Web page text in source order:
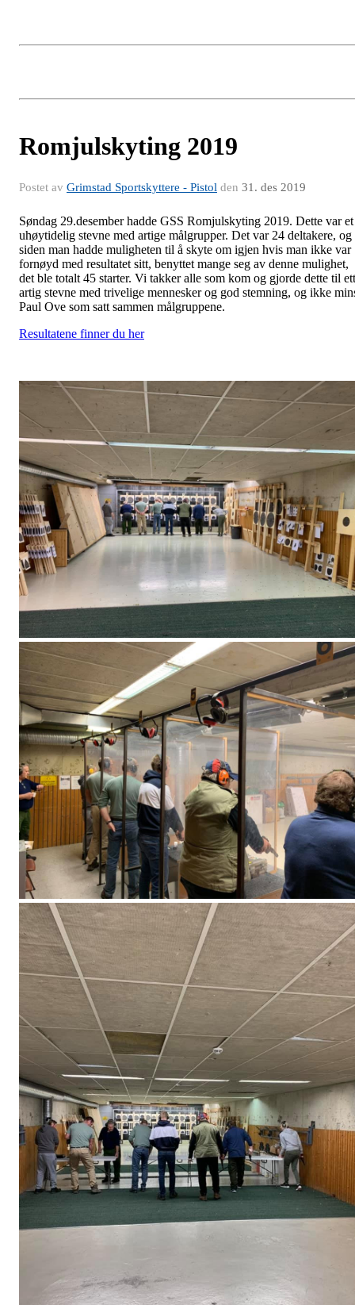
Romjulskyting 2019
Postet av Grimstad Sportskyttere - Pistol den 31. des 2019
Søndag 29.desember hadde GSS Romjulskyting 2019. Dette var et
uhøytidelig stevne med artige målgrupper. Det var 24 deltakere, og
siden man hadde muligheten til å skyte om igjen hvis man ikke var
fornøyd med resultatet sitt, benyttet mange seg av denne mulighet,
det ble totalt 45 starter. Vi takker alle som kom og gjorde dette til ett
artig stevne med trivelige mennesker og god stemning, og ikke
Paul Ove som satt sammen målgruppene.
Resultatene finner du her